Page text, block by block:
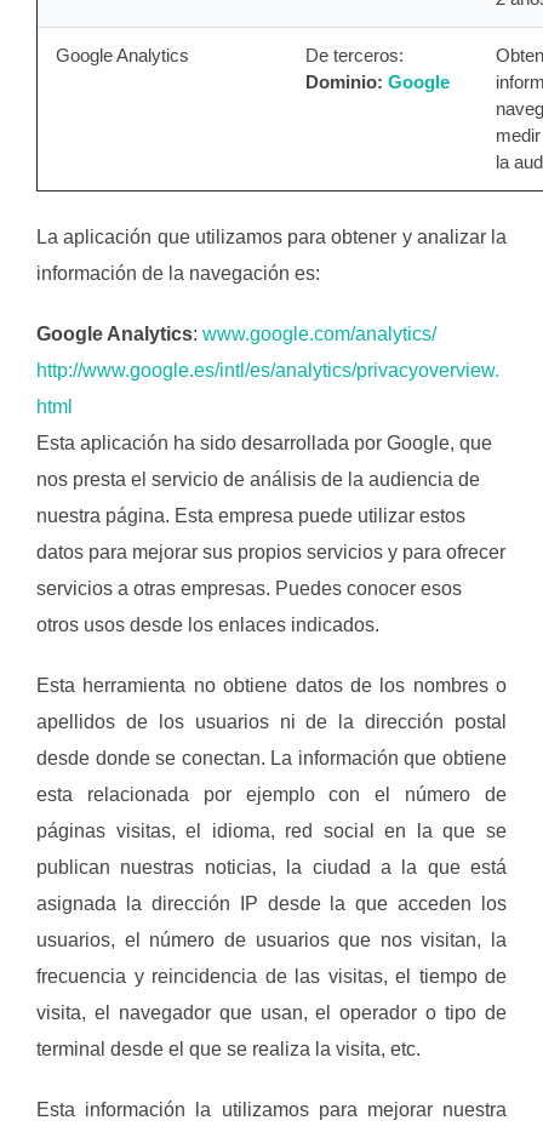
Google Analytics
De terceros:
Dominio:Google
la
La aplicación que utilizamos para obtener y analizar la
información de la navegación es:
Google Analytics: www.google.com/analytics/
http://www.google.es/intl/es/analytics/privacyoverview.
html
Esta aplicación ha sido desarrollada por Google, que
nos presta el servicio de análisis de la audiencia de
nuestra página. Esta empresa puede utilizar estos
datos para mejorar sus propios servicios y para ofrecer
servicios a otras empresas. Puedes conocer esos
otros usos desde los enlaces indicados.
Esta herramienta no obtiene datos de los nombres o
apellidos de los usuarios ni de la dirección postal
desde donde se conectan. La información que obtiene
esta relacionada por ejemplo con el número de
páginas visitas, el idioma, red social en la que se
publican nuestras noticias, la ciudad a la que está
asignada la dirección IP desde la que acceden los
usuarios, el número de usuarios que nos visitan, la
frecuencia y reincidencia de las visitas, el tiempo de
visita, el navegador que usan, el operador o tipo de
terminal desde el que se realiza la visita, etc.
Esta información la utilizamos para mejorar nuestra